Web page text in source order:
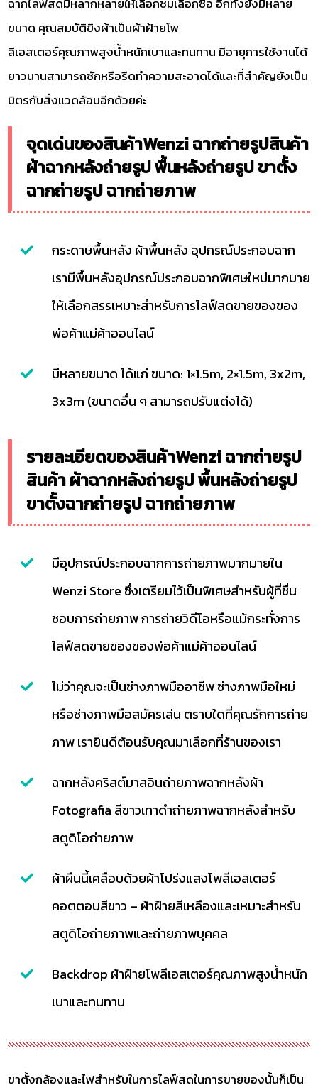
ขนาด คุณสมบัติขิงผ้าเป็นผ้าฝ้ายโพ
ลีเอสเตอร์คุณภาพสูงน้ำหนักเบาและทนทาน มีอายุการใช้งานได้
ยาวนานสามารถซักหรือรีดทำความสะอาดได้และที่สำคัญยังเป็น
มิตรกับสิ่งแวดล้อมอีกด้วยค่ะ
จุดเด่นของสินค้าWenzi ฉากถ่ายรูปสินค้า
ผ้าฉากหลังถ่ายรูป พื้นหลังถ่ายรูป ขาตั้ง
ฉากถ่ายรูป ฉากถ่ายภาพ
กระดาษพื้นหลัง ผ้าพื้นหลัง อุปกรณ์ประกอบฉาก
เรามีพื้นหลังอุปกรณ์ประกอบฉากพิเศษใหม่มากมาย
ให้เลือกสรรเหมาะสำหรับการไลฟ์สดขายของของ
พ่อค้าแม่ค้าออนไลน์
มีหลายขนาด ได้แก่ ขนาด: 1×1.5m, 2×1.5m, 3x2m,
3x3m (ขนาดอื่น ๆ สามารถปรับแต่งได้)
รายละเอียดของสินค้าWenzi ฉากถ่ายรูป
สินค้า ผ้าฉากหลังถ่ายรูป พื้นหลังถ่ายรูป
ขาตั้งฉากถ่ายรูป ฉากถ่ายภาพ
มีอุปกรณ์ประกอบฉากการถ่ายภาพมากมายใน
Wenzi Store ซึ่งเตรียมไว้เป็นพิเศษสำหรับผู้ที่ชื่น
ชอบการถ่ายภาพ การถ่ายวิดีโอหรือแม้กระทั่งการ
ไลฟ์สดขายของของพ่อค้าแม่ค้าออนไลน์
ไม่ว่าคุณจะเป็นช่างภาพมืออาชีพ ช่างภาพมือใหม่
หรือช่างภาพมือสมัครเล่น ตราบใดที่คุณรักการถ่าย
ภาพ เรายินดีต้อนรับคุณมาเลือกที่ร้านของเรา
ฉากหลังคริสต์มาสอินถ่ายภาพฉากหลังผ้า
Fotografia สีขาวเทาดำถ่ายภาพฉากหลังสำหรับ
สตูดิโอถ่ายภาพ
ผ้าผืนนี้เคลือบด้วยผ้าโปร่งแสงโพลีเอสเตอร์
คอตตอนสีขาว – ผ้าฝ้ายสีเหลืองและเหมาะสำหรับ
สตูดิโอถ่ายภาพและถ่ายภาพบุคคล
Backdrop ผ้าฝ้ายโพลีเอสเตอร์คุณภาพสูงน้ำหนัก
เบาและทนทาน
ขาตั้งกล้องและไฟสำหรับในการไลฟ์สดในการขายของนั้นก็เป็น